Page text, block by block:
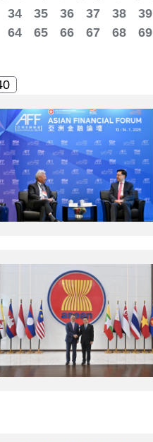
34 35 36 37 38 39
64 65 66 67 68 69